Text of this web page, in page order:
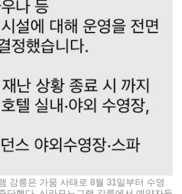
강릉은 가뭄 사태로 8월 31일부터 수영